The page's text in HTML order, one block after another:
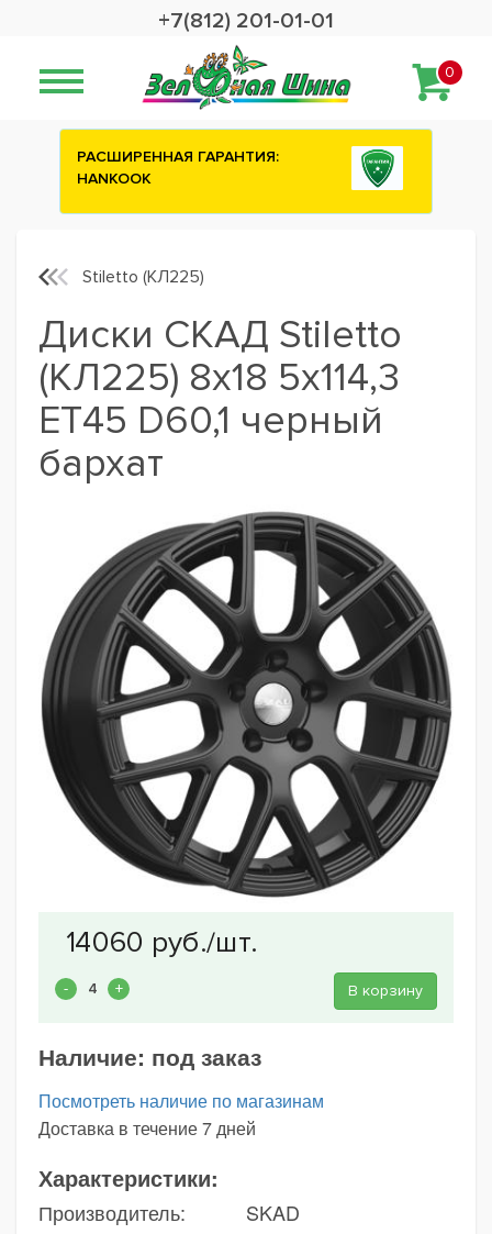
+7(812) 201-01-01
0
Сashback 2500 рублей на зимние
Stiletto (КЛ225)
Диски СКАД Stiletto
(КЛ225) 8x18 5x114,3
ET45 D60,1 черный
бархат
В корзину
Наличие: под заказ
Посмотреть наличие по магазинам
Доставка в течение 7 дней
Характеристики:
Производитель:
SKAD